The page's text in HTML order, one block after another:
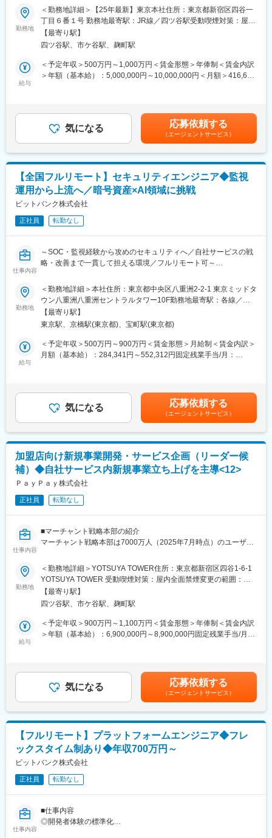
おり、ドキュメント作成等の事務作業は自動化を進めています。
意思決定やステークホルダー交渉にリソースを集中できる体制で
す。
■ はたらき方/環境
フルリモートワークを導入し、効率的な働き方を推奨していま
す。SlackやMeet等のツールを駆使し、非同期コミュニケーショ
■ ポジションの魅力
「PM＝価値設計者」として、仕様通りに作るのではなく「何を作
新しい働き方を自ら構築可能です。受託ではなくプラットフォー
マーとして、事業のグロースまで一貫して関与できます。
変更の範囲：会社の定める業務
当社では、PayPayミニアプリ上のクレジットというQR決済・
PayPayカードの会員獲得、利用促進の2つの領域でのプロモーシ
ョン展開を含むマーケティング活動を全般的に実施しています。
今回の配属想定となるデータ分析グループはマーケティング業務
において行動データの計測・分析のほか、SQL言語を使ったデー
タ抽出から考察、企画の対象者設計や運用を含めた業務を担当し
ています。
保守・運用、関連したデータ抽出・分析業務を担っていただきま
す。またエンジニアやデザイナー等の他部署と連携した計測環境
の整備・推進のほか、後進育成および手順書やルール等の運用整
・PayPayの冠の下で会員数・取扱高ともに業界平均以上の成長率
を持つPayPayカードのさらなる事業成長に寄与するために、デー
タを用いた分析によって顧客行動を可視化し次なる施策への示唆
・Google Analytics 4を用いた計測や分析はもちろん、基幹データ
やPayPayが保有する膨大なデータとの紐づけを行った分析も可能
りがいのある業務です。
・データを用いたマーケティング活動は現在も実施しています
でまだまだ新しい発見や新しい使い方を生み出すことができる環
境です
■募集背景：
ードをはじめとするPayPayを通じた決済サービスを提供していま
す。事業の拡大に合わせて、データ分析の重要性も上がってきて
PayPayも含めた数千万人の顧客行動データを扱うことが可能な環
境の中で、即戦力としてご活躍いただける方を歓迎します
変更の範囲：会社の定める業務
勤務地
＜勤務地詳細＞【25年最新】東京本社住所：東京都新宿区四谷一
丁目６番１号 勤務地最寄駅：JR線／四ツ谷駅受動喫煙対策：屋内
喫煙可能場所あり変更の範囲：会社の定める事業所（リモートワ
ーク含む）
【最寄り駅】
四ツ谷駅、市ケ谷駅、麹町駅
給与
＜予定年収＞500万円～1,000万円＜賃金形態＞年俸制＜賃金内訳
＞年額（基本給）：5,000,000円～10,000,000円＜月額＞416,666
ンセンティブ）を支給（年1回）賃金はあくまでも目安の金額であ
り、選考を通じて上下する可能性があります。月給(月額)は固定手
気になる 応募依頼する
（エージェントサービス）
【全国フルリモート】セキュリティエンジニア◆監視
運用から上流へ／暗号資産×AI領域に挑戦
ビットバンク株式会社
正社員 転勤なし
仕事内容
～SOC・監視経験から攻めのセキュリティへ／自社サービスの戦
略・改善まで一貫して担える環境／フルリモート可～
■業務内容：
【主にお任せしたいこと】
◇暗号資産取引所システムや社内システム・ネットワークの堅牢
化
◇機械学習やAIといった新技術を取り入れた検知システムの導
入、ログ分析
◇脅威インテリジェンスの活用やOSINTによる調査活動等の攻め
のセキュリティ
ッシング対応、インシデント対応、CSIRT運用
◇IT統制対応、規定・マニュアル整備、社内教育・訓練、セキュ
リティリスクアセスメント など
これまで、システムの構築・運用を行っていたがセキュリティ担
当への興味がある方、セキュリティベンダーで監視運用を行って
いたがユーザ企業のセキュリティ担当への興味がある方等、セキ
ュリティ分野でのキャリアアップを目指す方のご応募をお待ちし
なお、セキュリティ技術だけでなく、ISMSや規程・マニュアルの
整備、リスクアセスメント、監査対応といったセキュリティ技術
■当社について：
暗号資産技術の応用によって、「オープンでフェアな社会を実現
する」ことを目指しています。
ビットコインをはじめとした暗号資産は、「誰でも参加・利用で
きる」「特権者に支配されない」「強制されない」という究極の
は情報の領域でそれらを実現し、世界を大きく変えました。あら
ゆる価値を流通させることができるビットコインの関連技術は、
変更の範囲：会社の定める業務
勤務地
＜勤務地詳細＞本社住所：東京都中央区八重洲2-2-1 東京ミッドタ
ウン八重洲八重洲セントラルタワー10F勤務地最寄駅：各線／五
反田駅受動喫煙対策：屋内全面禁煙変更の範囲：会社の定める事
業所（リモートワーク含む）
【最寄り駅】
東京駅、京橋駅(東京都)、宝町駅(東京都)
給与
＜予定年収＞500万円～900万円＜賃金形態＞月給制＜賃金内訳＞
月額（基本給）：284,341円～552,312円固定残業手当/月：
給与詳細は、経験等を考慮し決定します。※業績賞与あり賃金はあ
くまでも目安の金額であり、選考を通じて上下する可能性があり
ます。月給(月額)は固定手当を含めた表記です。
気になる 応募依頼する
（エージェントサービス）
加盟店向け新規事業開発・サービス企画（リーダー候
補）◆自社サービス内新規事業立ち上げを主導<12>
ＰａｙＰａｙ株式会社
正社員 転勤なし
仕事内容
■マーチャント戦略本部の紹介
マーチャント戦略本部は7000万人（2025年7月時点）のユーザー
など、ユーザーと加盟店の双方が豊かになるサービスを提供して
います。
新しいビジネスの構想からサービス企画・開発・グロースまでを
主導することで、PayPayというプラットフォームから新たな価値
を産み出していくのがミッションの組織です。
■業務内容
PayPayの加盟店向け事業における新規事業開発・サービス企画を
◎具体的な業務内容
・担当するサービスの事業計画立案・企画推進
制定
・チーム(部門内外メンバー)を率いてのプロジェクト推進
・PayPayカードやSB ペイメントサービスなど、グループ各社と
連携した加盟店向け新規決済プロダクトの企画・開発リード
・加盟店向けアプリ「PayPay for Business」の推進・開発リード
・B2B決済・関連する金融サービスの事業戦略策定と新規サービ
勤務地
＜勤務地詳細＞YOTSUYA TOWER住所：東京都新宿区四谷1-6-1
YOTSUYA TOWER 受動喫煙対策：屋内全面禁煙変更の範囲：会
社の定める事業所（リモートワーク含む）
【最寄り駅】
四ツ谷駅、市ケ谷駅、麹町駅
給与
＜予定年収＞900万円～1,100万円＜賃金形態＞年俸制＜賃金内訳
＞年額（基本給）：6,900,000円～8,900,000円固定残業手当/月：
給与補足＞■昇給：原則年1回（会社の業績と個人の評価結果を元
に決定）■評価制度：仕事の成果と業績への貢献度を評価賃金はあ
くまでも目安の金額であり、選考を通じて上下する可能性があり
ます。月給(月額)は固定手当を含めた表記です。
気になる 応募依頼する
（エージェントサービス）
【フルリモート】プラットフォームエンジニア◆フレ
ックスタイム制あり◆年収700万円～
ビットバンク株式会社
正社員 転勤なし
仕事内容
■仕事内容
◎開発者体験の標準化